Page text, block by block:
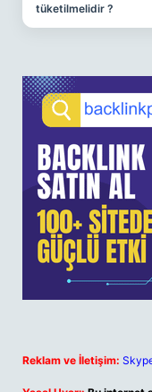
tüketilmelidir ?
Reklam ve İletişim: